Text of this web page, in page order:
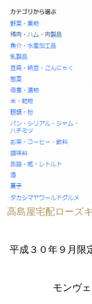
高島屋宅配ローズ
平成３０年９月限
モンヴ